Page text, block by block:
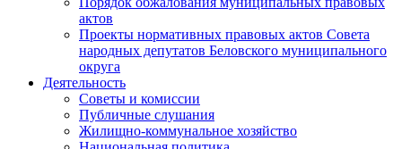
актов
Проекты нормативных правовых актов Совета
народных депутатов Беловского муниципального
округа
Деятельность
Советы и комиссии
Публичные слушания
Жилищно-коммунальное хозяйство